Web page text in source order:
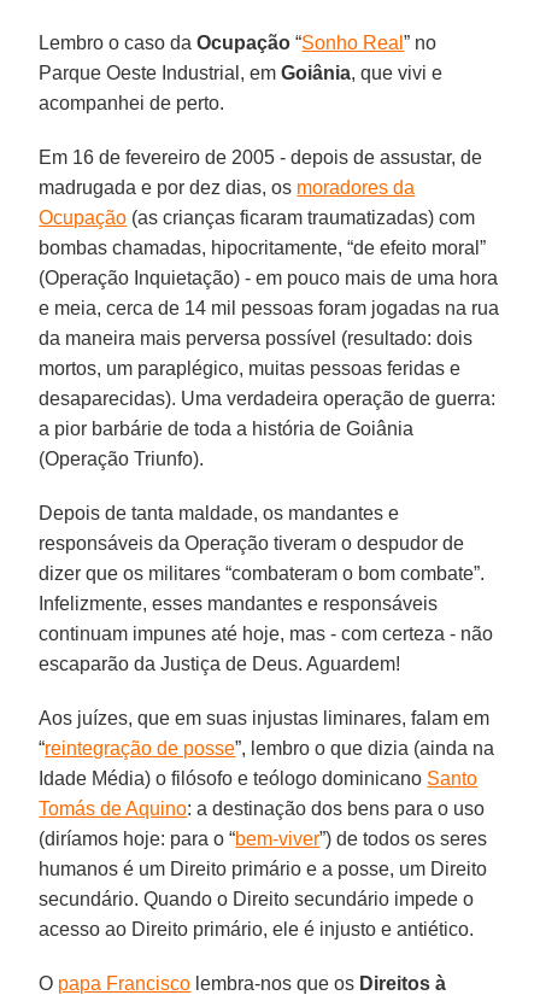
Lembro o caso daOcupação “Sonho Real” no
Parque Oeste Industrial, emGoiânia, que vivi e
acompanhei de perto.
Em 16 de fevereiro de 2005 - depois de assustar, de
madrugada e por dez dias, os moradores da
Ocupação (as crianças ficaram traumatizadas) com
bombas chamadas, hipocritamente, “de efeito moral”
(Operação Inquietação) - em pouco mais de uma hora
e meia, cerca de 14 mil pessoas foram jogadas na rua
da maneira mais perversa possível (resultado: dois
mortos, um paraplégico, muitas pessoas feridas e
desaparecidas). Uma verdadeira operação de guerra:
a pior barbárie de toda a história de Goiânia
(Operação Triunfo).
Depois de tanta maldade, os mandantes e
responsáveis da Operação tiveram o despudor de
dizer que os militares “combateram o bom combate”.
Infelizmente, esses mandantes e responsáveis
continuam impunes até hoje, mas - com certeza - não
escaparão da Justiça de Deus. Aguardem!
Aos juízes, que em suas injustas liminares, falam em
“reintegração de posse”, lembro o que dizia (ainda na
Idade Média) o filósofo e teólogo dominicano Santo
Tomás de Aquino: a destinação dos bens para o uso
(diríamos hoje: para o “bem-viver”) de todos os seres
humanos é um Direito primário e a posse, um Direito
secundário. Quando o Direito secundário impede o
acesso ao Direito primário, ele é injusto e antiético.
O papa Francisco lembra-nos que os Direitos à